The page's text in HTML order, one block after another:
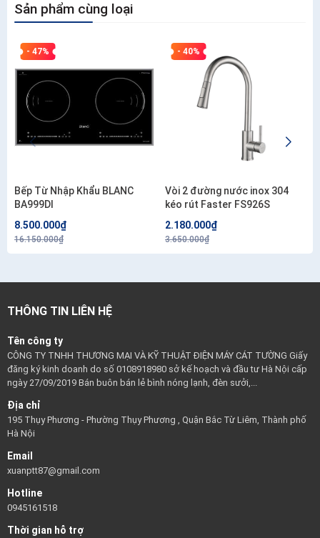
Sản phẩm cùng loại
- 47%
Bếp Từ Nhập Khẩu BLANC
BA999DI
8.500.000₫
16.150.000₫
- 40%
Vòi 2 đường nước inox 304
kéo rút Faster FS926S
2.180.000₫
3.650.000₫
THÔNG TIN LIÊN HỆ
Tên công ty
CÔNG TY TNHH THƯƠNG MẠI VÀ KỸ THUẬT ĐIỆN MÁY CÁT TƯỜNG Giấy
đăng ký kinh doanh do số 0108918980 sở kế hoạch và đầu tư Hà Nội cấp
ngày 27/09/2019 Bán buôn bán lẻ bình nóng lạnh, đèn sưởi,...
Địa chỉ
195 Thụy Phương - Phường Thụy Phương , Quận Bắc Từ Liêm, Thành phố
Hà Nội
Email
xuanptt87@gmail.com
Hotline
0945161518
Thời gian hỗ trợ